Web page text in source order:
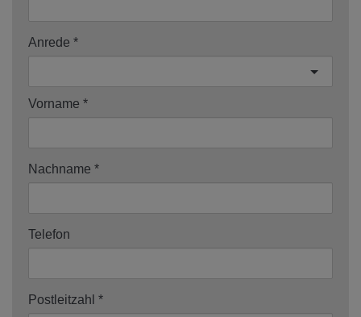
Anrede
Vorname
Nachname
Telefon
Postleitzahl